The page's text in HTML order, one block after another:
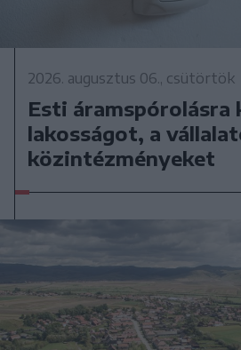
2026. augusztus 06., csütörtök
Esti áramspórolásra
lakosságot, a
közintézményeket